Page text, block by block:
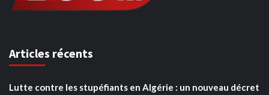
Articles récents
Lutte contre les stupéfiants en Algérie : un nouveau décret